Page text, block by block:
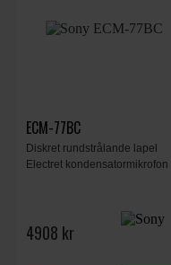
ECM-77BC
Diskret rundstrålande lapel
Electret kondensatormikrofon
4908 kr